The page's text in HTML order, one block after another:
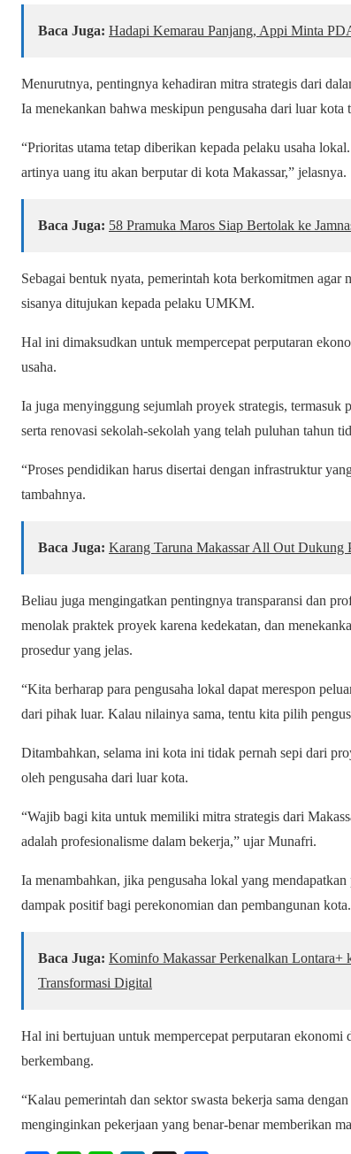
Baca Juga: Hadapi Kemarau Panjang, Appi Minta
Menurutnya, pentingnya kehadiran mitra strategis dari
Ia menekankan bahwa meskipun pengusaha dari luar kota
“Prioritas utama tetap diberikan kepada pelaku usaha
artinya uang itu akan berputar di kota Makassar,” jelasnya.
Baca Juga: 58 Pramuka Maros Siap Bertolak ke
Sebagai bentuk nyata, pemerintah kota berkomitmen
sisanya ditujukan kepada pelaku UMKM.
Hal ini dimaksudkan untuk mempercepat perputaran
usaha.
Ia juga menyinggung sejumlah proyek strategis, termasuk
serta renovasi sekolah-sekolah yang telah puluhan tahun
“Proses pendidikan harus disertai dengan infrastruktur
tambahnya.
Baca Juga: Karang Taruna Makassar All Out Dukung
Beliau juga mengingatkan pentingnya transparansi dan
menolak praktek proyek karena kedekatan, dan
prosedur yang jelas.
“Kita berharap para pengusaha lokal dapat merespon
dari pihak luar. Kalau nilainya sama, tentu kita pilih
Ditambahkan, selama ini kota ini tidak pernah sepi dari
oleh pengusaha dari luar kota.
“Wajib bagi kita untuk memiliki mitra strategis dari
adalah profesionalisme dalam bekerja,” ujar Munafri.
Ia menambahkan, jika pengusaha lokal yang
dampak positif bagi perekonomian dan pembangunan kota.
Baca Juga: Kominfo Makassar Perkenalkan Lontara+
Transformasi Digital
Hal ini bertujuan untuk mempercepat perputaran ekonomi
berkembang.
“Kalau pemerintah dan sektor swasta bekerja sama
menginginkan pekerjaan yang benar-benar memberikan